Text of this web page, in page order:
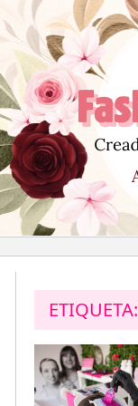
al
contenido
ETIQUETA: